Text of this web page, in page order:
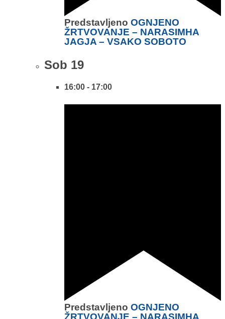
Predstavljeno OGNJENO
ŽRTVOVANJE – NARASIMHA
JAGJA – VSAKO SOBOTO
Sob 19
16:00 - 17:00
Predstavljeno OGNJENO
ŽRTVOVANJE – NARASIMHA